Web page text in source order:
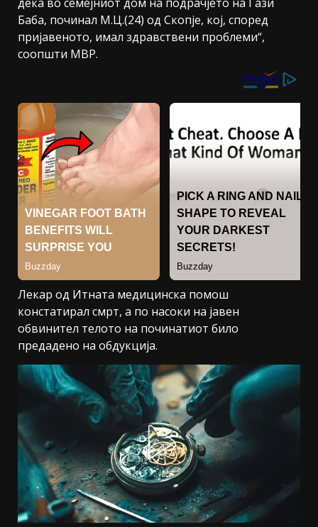
Баба, починал М.Ц.(24) од Скопје, кој, според
пријавеното, имал здравствени проблеми“,
соопшти МВР.
Лекар од Итната медицинска помош
констатирал смрт, а по насоки на јавен
обвинител телото на починатиот било
предадено на обдукција.